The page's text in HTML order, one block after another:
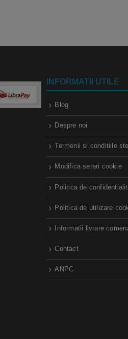
INFORMATII UTILE
Blog
Despre noi
Termenii si conditiile
Modifica setari cookie
Politica de
Politica de utilizare
Informatii livrare
Contact
ANPC